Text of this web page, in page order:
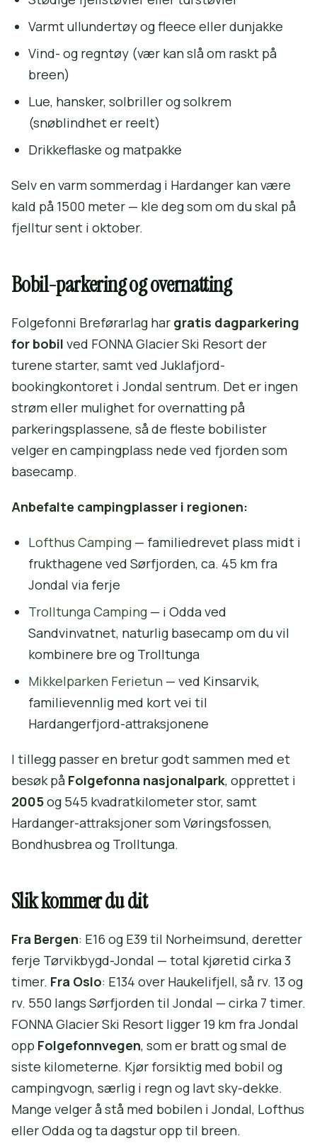
Varmt ullundertøy og fleece eller dunjakke
Vind- og regntøy (vær kan slå om raskt på
breen)
Lue, hansker, solbriller og solkrem
(snøblindhet er reelt)
Drikkeflaske og matpakke
Selv en varm sommerdag i Hardanger kan være
kald på 1500 meter — kle deg som om du skal på
fjelltur sent i oktober.
Bobil-parkering og overnatting
Folgefonni Breførarlag har gratis dagparkering
for bobil ved FONNA Glacier Ski Resort der
turene starter, samt ved Juklafjord-
bookingkontoret i Jondal sentrum. Det er ingen
strøm eller mulighet for overnatting på
parkeringsplassene, så de fleste bobilister
velger en campingplass nede ved fjorden som
basecamp.
Anbefalte campingplasser i regionen:
Lofthus Camping — familiedrevet plass midt i
frukthagene ved Sørfjorden, ca. 45 km fra
Jondal via ferje
Trolltunga Camping — i Odda ved
Sandvinvatnet, naturlig basecamp om du vil
kombinere bre og Trolltunga
Mikkelparken Ferietun — ved Kinsarvik,
familievennlig med kort vei til
Hardangerfjord-attraksjonene
I tillegg passer en bretur godt sammen med et
besøk på Folgefonna nasjonalpark, opprettet i
2005og 545 kvadratkilometer stor, samt
Hardanger-attraksjoner som Vøringsfossen,
Bondhusbrea og Trolltunga.
Slik kommer du dit
Fra Bergen: E16 og E39 til Norheimsund, deretter
ferje Tørvikbygd-Jondal — total kjøretid cirka 3
timer. Fra Oslo: E134 over Haukelifjell, så rv. 13 og
rv. 550 langs Sørfjorden til Jondal — cirka 7 timer.
FONNA Glacier Ski Resort ligger 19 km fra Jondal
opp Folgefonnvegen, som er bratt og smal de
siste kilometerne. Kjør forsiktig med bobil og
campingvogn, særlig i regn og lavt sky-dekke.
Mange velger å stå med bobilen i Jondal, Lofthus
eller Odda og ta dagstur opp til breen.